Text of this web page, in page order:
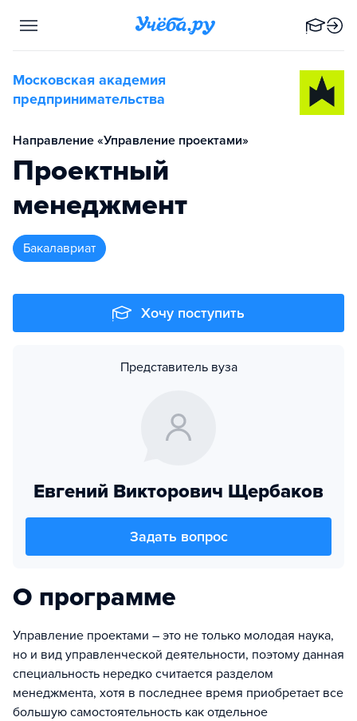
Московская академия
предпринимательства
Направление «Управление проектами»
Проектный
менеджмент
бакалавриат
Хочу поступить
Представитель вуза
Евгений Викторович Щербаков
Задать вопрос
О программе
Управление проектами – это не только молодая наука,
но и вид управленческой деятельности, поэтому данная
специальность нередко считается разделом
менеджмента, хотя в последнее время приобретает все
большую самостоятельность как отдельное